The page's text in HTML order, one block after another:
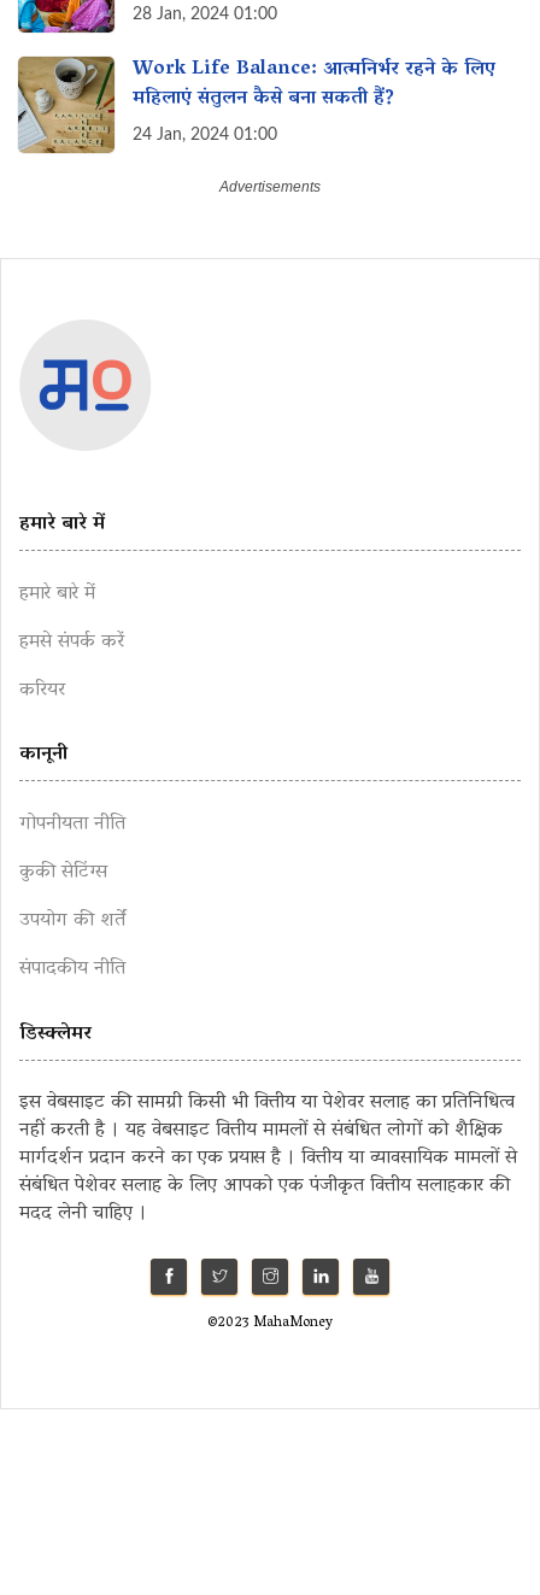
28 Jan, 2024 01:00
Work Life Balance: आत्मनिर्भर रहने के लिए
महिलाएं संतुलन कैसे बना सकती हैं?
24 Jan, 2024 01:00
हमारे बारे में
हमारे बारे में
हमसे संपर्क करें
करियर
कानूनी
गोपनीयता नीति
कुकी सेटिंग्स
उपयोग की शर्तें
संपादकीय नीति
डिस्क्लेमर
इस वेबसाइट की सामग्री किसी भी वित्तीय या पेशेवर सलाह का प्रतिनिधित्व
नहीं करती है । यह वेबसाइट वित्तीय मामलों से संबंधित लोगों को शैक्षिक
मार्गदर्शन प्रदान करने का एक प्रयास है । वित्तीय या व्यावसायिक मामलों से
संबंधित पेशेवर सलाह के लिए आपको एक पंजीकृत वित्तीय सलाहकार की
मदद लेनी चाहिए ।
©2023 MahaMoney